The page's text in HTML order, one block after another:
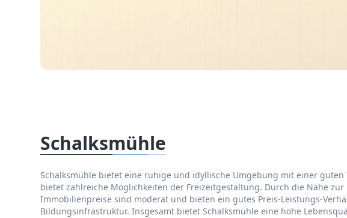
Schalksmühle
Schalksmühle bietet eine ruhige und idyllische Umgebung mit einer
bietet zahlreiche Möglichkeiten der Freizeitgestaltung. Durch die Nähe
Immobilienpreise sind moderat und bieten ein gutes Preis-Leistungs-
Bildungsinfrastruktur. Insgesamt bietet Schalksmühle eine hohe